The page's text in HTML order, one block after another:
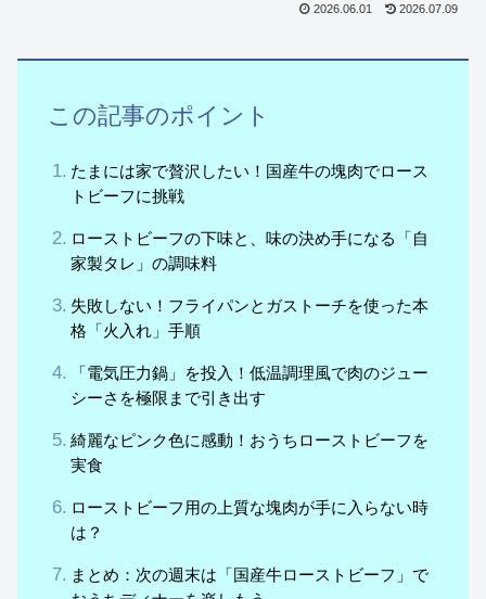
2026.06.01 2026.07.09
この記事のポイント
たまには家で贅沢したい！国産牛の塊肉でロース
トビーフに挑戦
ローストビーフの下味と、味の決め手になる「自
家製タレ」の調味料
失敗しない！フライパンとガストーチを使った本
格「火入れ」手順
「電気圧力鍋」を投入！低温調理風で肉のジュー
シーさを極限まで引き出す
綺麗なピンク色に感動！おうちローストビーフを
実食
ローストビーフ用の上質な塊肉が手に入らない時
は？
まとめ：次の週末は「国産牛ローストビーフ」で